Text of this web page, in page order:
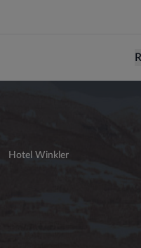
Hotel Winkler